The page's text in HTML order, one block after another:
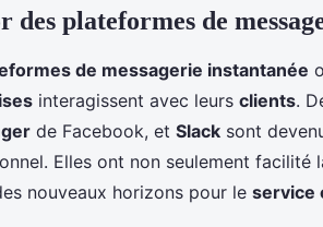
des plateformes de
de messagerie instantanée
interagissent avec leurs clients.
de Facebook, et Slack sont
Elles ont non seulement facilité
nouveaux horizons pour le service